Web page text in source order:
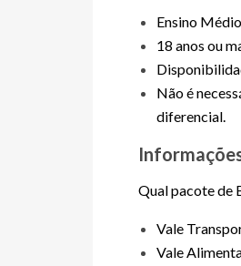
Ensino
18 anos ou
Não é
diferencial.
Qual pacote de
Vale
Vale